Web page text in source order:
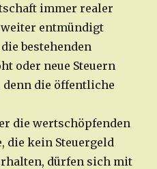
immer realer
entmündigt
bestehenden
oder neue Steuern
denn die öffentliche
die wertschöpfenden
die kein Steuergeld
dürfen sich mit